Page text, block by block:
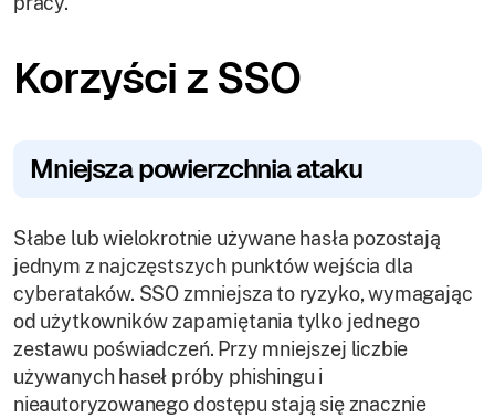
Korzyści z SSO
Mniejsza powierzchnia ataku
Słabe lub wielokrotnie używane hasła pozostają
jednym z najczęstszych punktów wejścia dla
cyberataków. SSO zmniejsza to ryzyko, wymagając
od użytkowników zapamiętania tylko jednego
zestawu poświadczeń. Przy mniejszej liczbie
używanych haseł próby phishingu i
nieautoryzowanego dostępu stają się znacznie